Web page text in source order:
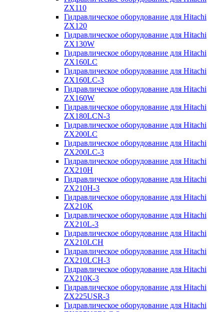
ZX110
Гидравлическое оборудование для Hitachi
ZX120
Гидравлическое оборудование для Hitachi
ZX130W
Гидравлическое оборудование для Hitachi
ZX160LC
Гидравлическое оборудование для Hitachi
ZX160LC-3
Гидравлическое оборудование для Hitachi
ZX160W
Гидравлическое оборудование для Hitachi
ZX180LCN-3
Гидравлическое оборудование для Hitachi
ZX200LC
Гидравлическое оборудование для Hitachi
ZX200LC-3
Гидравлическое оборудование для Hitachi
ZX210H
Гидравлическое оборудование для Hitachi
ZX210H-3
Гидравлическое оборудование для Hitachi
ZX210K
Гидравлическое оборудование для Hitachi
ZX210L-3
Гидравлическое оборудование для Hitachi
ZX210LCH
Гидравлическое оборудование для Hitachi
ZX210LCH-3
Гидравлическое оборудование для Hitachi
ZX210К-3
Гидравлическое оборудование для Hitachi
ZX225USR-3
Гидравлическое оборудование для Hitachi